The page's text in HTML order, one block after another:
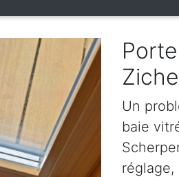
Un
baie